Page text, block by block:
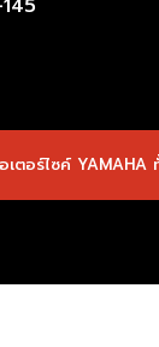
เตอร์ไซค์ YAMAHA